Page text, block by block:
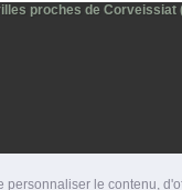
le contenu,
proches de Corveissiat